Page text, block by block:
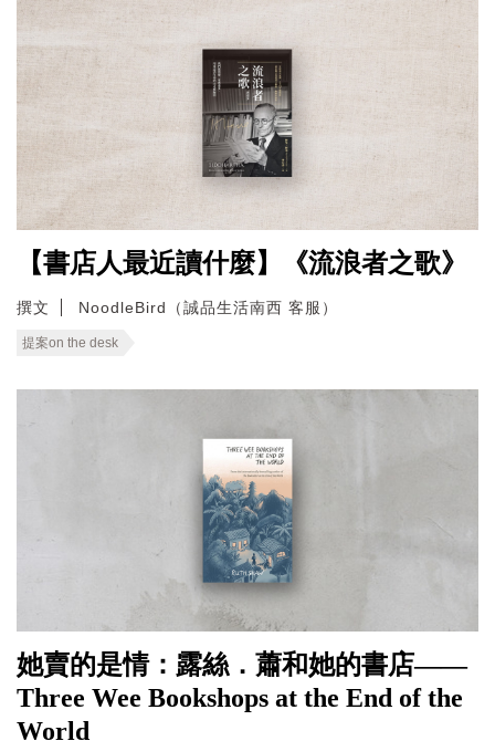
【書店人最近讀什麼】《流浪者之歌》
撰文 NoodleBird（誠品生活南西 客服）
提案on the desk
她賣的是情：露絲．蕭和她的書店——
Three Wee Bookshops at the End of the
World